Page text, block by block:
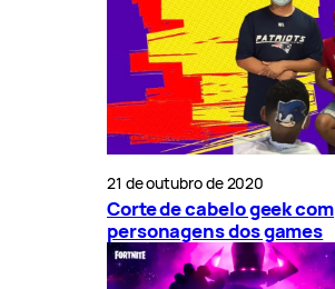
21 de outubro de 2020
Corte de cabelo geek com
personagens dos games